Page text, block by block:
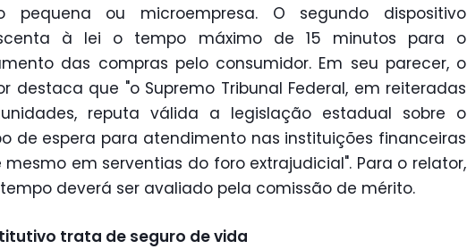
pequena ou microempresa. O segundo dispositivo
à lei o tempo máximo de 15 minutos para o
das compras pelo consumidor. Em seu parecer, o
destaca que "o Supremo Tribunal Federal, em reiteradas
reputa válida a legislação estadual sobre o
de espera para atendimento nas instituições financeiras
mesmo em serventias do foro extrajudicial". Para o relator,
deverá ser avaliado pela comissão de mérito.
trata de seguro de vida